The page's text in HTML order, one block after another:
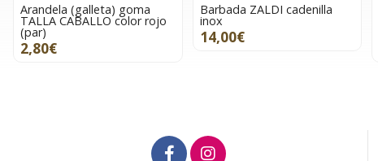
Arandela (galleta) goma
TALLA CABALLO color rojo
(par)
2,80€
Barbada ZALDI cadenilla
inox
14,00€